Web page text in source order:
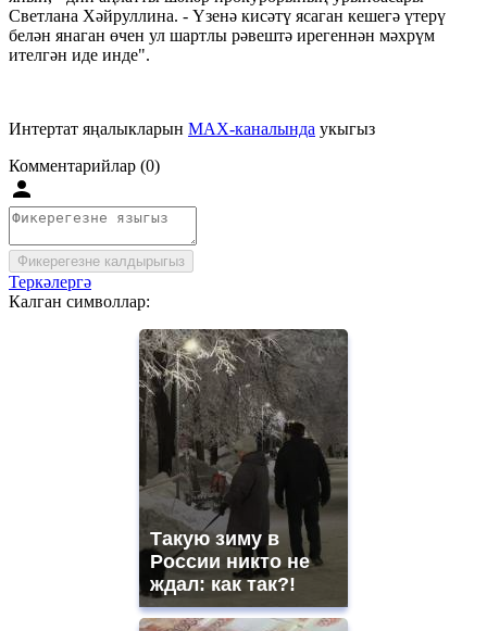
Светлана Хәйруллина. - Үзенә кисәтү ясаган кешегә үтерү
белән янаган өчен ул шартлы рәвештә ирегеннән мәхрүм
ителгән иде инде".
Интертат яңалыкларын MAX-каналында укыгыз
Комментарийлар (0)
Фикерегезне калдырыгыз
Теркәлергә
Калган символлар:
Такую зиму в
России никто не
ждал: как так?!